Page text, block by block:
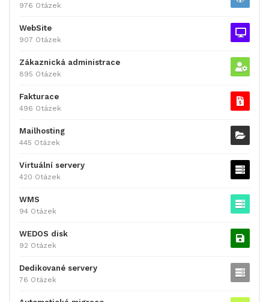
976 Otázek
WebSite
907 Otázek
Zákaznická administrace
895 Otázek
Fakturace
496 Otázek
Mailhosting
445 Otázek
Virtuální servery
420 Otázek
WMS
94 Otázek
WEDOS disk
92 Otázek
Dedikované servery
76 Otázek